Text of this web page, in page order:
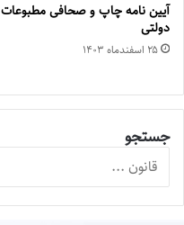
آیین نامه چاپ و صحافی مطبوعات
دولتی
۲۵ اسفند‌ماه ۱۴۰۳
جستجو